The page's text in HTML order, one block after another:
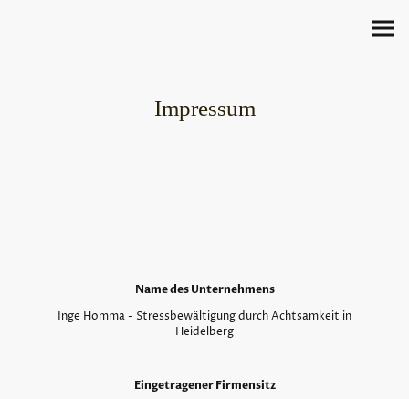
Impressum
Name des Unternehmens
Inge Homma - Stressbewältigung durch Achtsamkeit in
Heidelberg
Eingetragener Firmensitz